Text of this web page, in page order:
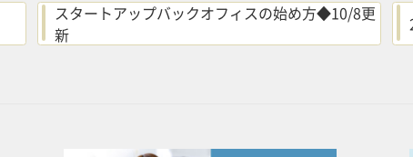
スタートアップバックオフィスの始め方◆10/8更
新